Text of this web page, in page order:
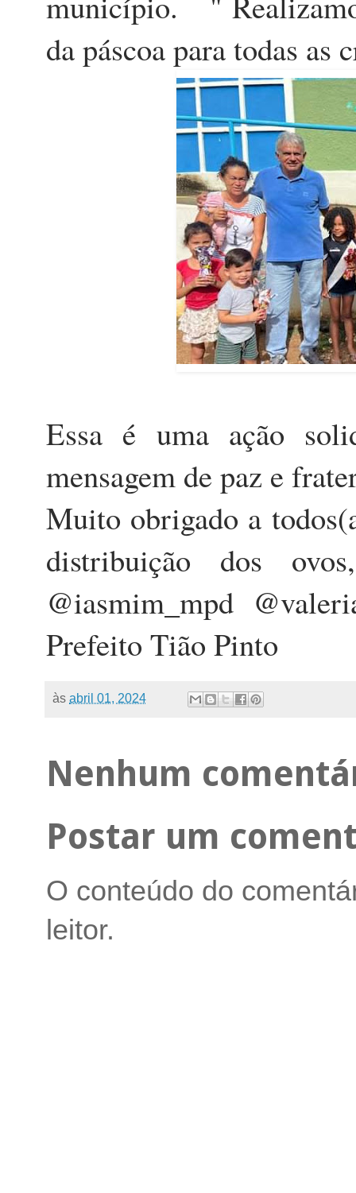
da páscoa para todas
Essa é uma ação
mensagem de paz e
Muito obrigado a
distribuição dos
@iasmim_mpd
Prefeito Tião Pinto
às abril 01, 2024
Nenhum
Postar um
O conteúdo do
leitor.